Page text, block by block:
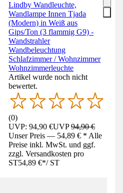
Lindby Wandleuchte,
Wandlampe Innen Tjada
(Modern) in Weiß aus
Gips/Ton (3 flammig G9) -
Wandstrahler
Wandbeleuchtung
Schlafzimmer / Wohnzimmer
Wohnzimmerleuchte
Artikel wurde noch nicht
bewertet.
(0)
UVP: 94,90 €UVP94,90 €
Unser Preis — 54,89 € * Alle
Preise inkl. MwSt. und ggf.
zzgl. Versandkosten pro
ST54,89 €*/ ST